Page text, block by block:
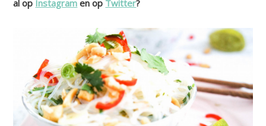
al op Instagram en op Twitter?